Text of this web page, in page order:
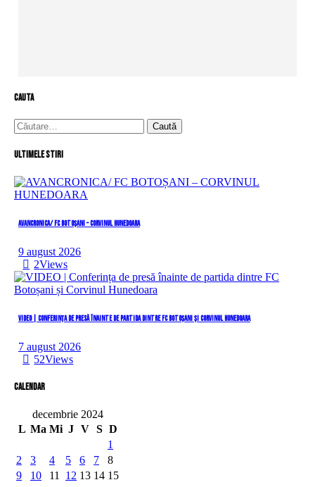
cauta
Caută
după:
Ultimele stiri
AVANCRONICA/ FC BOTOȘANI – CORVINUL HUNEDOARA
9 august 2026
2Views
VIDEO | Conferința de presă înainte de partida dintre FC Botoșani și Corvinul Hunedoara
7 august 2026
52Views
Calendar
decembrie 2024
L Ma Mi J V S D
1
2
3 4 5 6 7
8
9
10 11 12 13 14 15